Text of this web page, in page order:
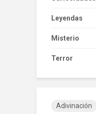
Leyendas
Misterio
Terror
Adivinación